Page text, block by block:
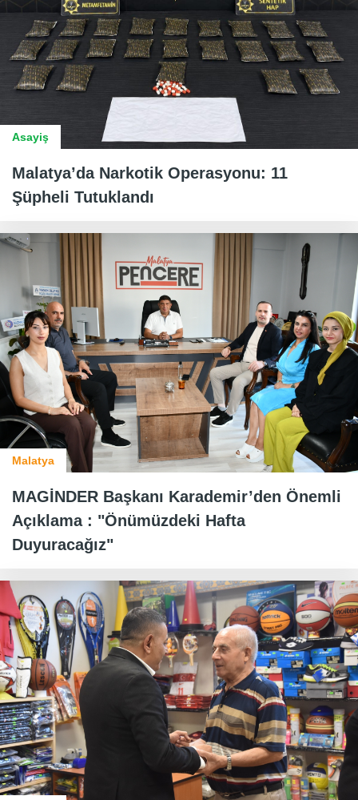
Asayiş
Malatya’da Narkotik Operasyonu: 11
Şüpheli Tutuklandı
Malatya
MAGİNDER Başkanı Karademir’den Önemli
Açıklama : "Önümüzdeki Hafta
Duyuracağız"